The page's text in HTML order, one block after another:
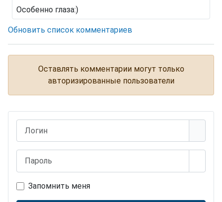
Особенно глаза:)
Обновить список комментариев
Оставлять комментарии могут только
авторизированные пользователи
Запомнить меня